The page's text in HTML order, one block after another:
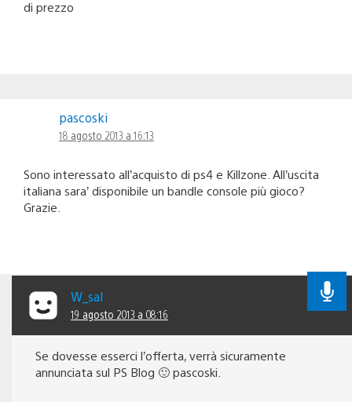
di prezzo
pascoski
18 agosto 2013 a 16:13
Sono interessato all’acquisto di ps4 e Killzone. All’uscita
italiana sara’ disponibile un bandle console più gioco?
Grazie.
W_sal
19 agosto 2013 a 08:16
Se dovesse esserci l’offerta, verrà sicuramente
annunciata sul PS Blog 🙂 pascoski.